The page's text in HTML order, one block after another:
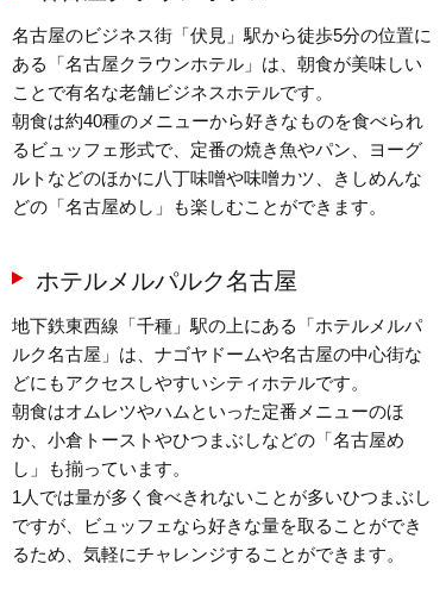
名古屋のビジネス街「伏見」駅から徒歩5分の位置に
ある「名古屋クラウンホテル」は、朝食が美味しい
ことで有名な老舗ビジネスホテルです。
朝食は約40種のメニューから好きなものを食べられ
るビュッフェ形式で、定番の焼き魚やパン、ヨーグ
ルトなどのほかに八丁味噌や味噌カツ、きしめんな
どの「名古屋めし」も楽しむことができます。
ホテルメルパルク名古屋
地下鉄東西線「千種」駅の上にある「ホテルメルパ
ルク名古屋」は、ナゴヤドームや名古屋の中心街な
どにもアクセスしやすいシティホテルです。
朝食はオムレツやハムといった定番メニューのほ
か、小倉トーストやひつまぶしなどの「名古屋め
し」も揃っています。
1人では量が多く食べきれないことが多いひつまぶし
ですが、ビュッフェなら好きな量を取ることができ
るため、気軽にチャレンジすることができます。